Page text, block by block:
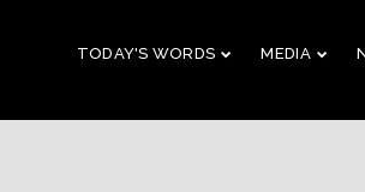
TODAY'S WORDS MEDIA